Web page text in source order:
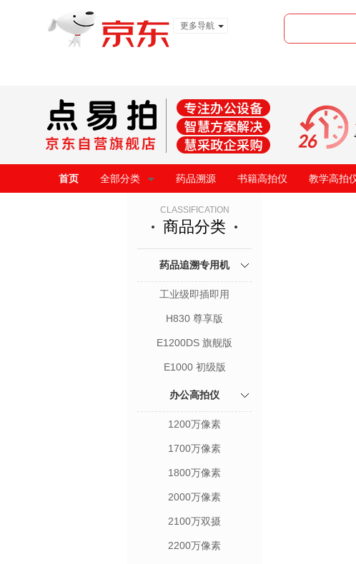
更多导航
首页 全部分类 药品溯源 书籍高拍仪 教学高拍
CLASSIFICATION
商品分类
药品追溯专用机
工业级即插即用
H830 尊享版
E1200DS 旗舰版
E1000 初级版
办公高拍仪
1200万像素
1700万像素
1800万像素
2000万像素
2100万双摄
2200万像素